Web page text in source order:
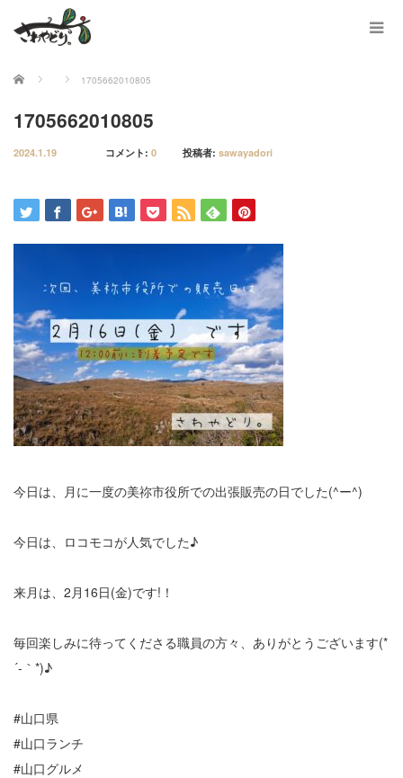
ホーム 1705662010805
1705662010805
2024.1.19 コメント: 0 投稿者: sawayadori
今日は、月に一度の美祢市役所での出張販売の日でした(^ー^)
今日は、ロコモコが人気でした♪
来月は、2月16日(金)です!！
毎回楽しみに待ってくださる職員の方々、ありがとうございます(*
´-｀*)♪
#山口県
#山口ランチ
#山口グルメ